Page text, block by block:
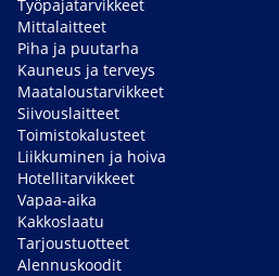
Työpajatarvikkeet
Mittalaitteet
Piha ja puutarha
Kauneus ja terveys
Maataloustarvikkeet
Siivouslaitteet
Toimistokalusteet
Liikkuminen ja hoiva
Hotellitarvikkeet
Vapaa-aika
Kakkoslaatu
Tarjoustuotteet
Alennuskoodit